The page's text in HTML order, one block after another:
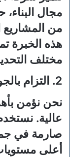
مجال
من المشاريع
هذه الخبرة
مختلف
2. التزام بالجودة
نحن نؤمن
عالية.
صارمة في
أعلى